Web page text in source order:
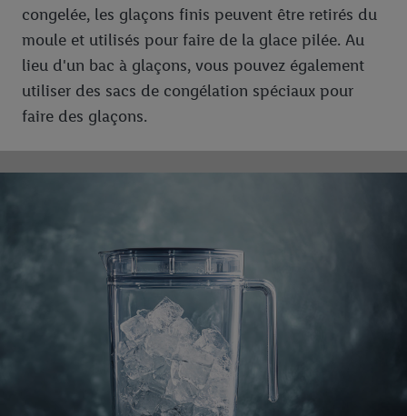
congelée, les glaçons finis peuvent être retirés du
moule et utilisés pour faire de la glace pilée. Au
lieu d'un bac à glaçons, vous pouvez également
utiliser des sacs de congélation spéciaux pour
faire des glaçons.